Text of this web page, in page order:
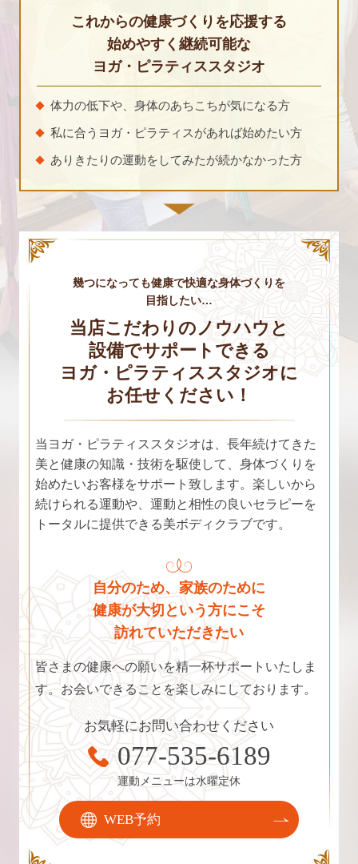
これからの健康づくりを応援する
始めやすく継続可能な
ヨガ・ピラティススタジオ
体力の低下や、身体のあちこちが気になる方
私に合うヨガ・ピラティスがあれば始めたい方
ありきたりの運動をしてみたが続かなかった方
幾つになっても健康で快適な身体づくりを
目指したい…
当店こだわりのノウハウと
設備でサポートできる
ヨガ・ピラティススタジオに
お任せください！
当ヨガ・ピラティススタジオは、長年続けてきた
美と健康の知識・技術を駆使して、身体づくりを
始めたいお客様をサポート致します。楽しいから
続けられる運動や、運動と相性の良いセラピーを
トータルに提供できる美ボディクラブです。
自分のため、家族のために
健康が大切という方にこそ
訪れていただきたい
皆さまの健康への願いを精一杯サポートいたしま
す。お会いできることを楽しみにしております。
お気軽にお問い合わせください
077-535-6189
運動メニューは水曜定休
WEB予約